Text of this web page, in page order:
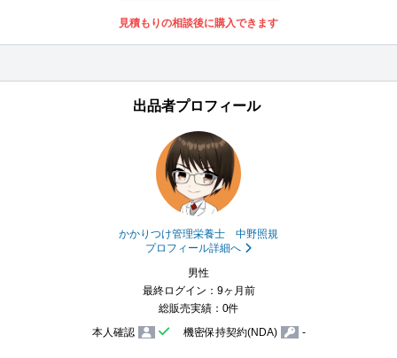
見積もりの相談後に購入できます
出品者プロフィール
かかりつけ管理栄養士 中野照規
プロフィール詳細へ
男性
最終ログイン：9ヶ月前
総販売実績：0件
本人確認
機密保持契約(NDA) -